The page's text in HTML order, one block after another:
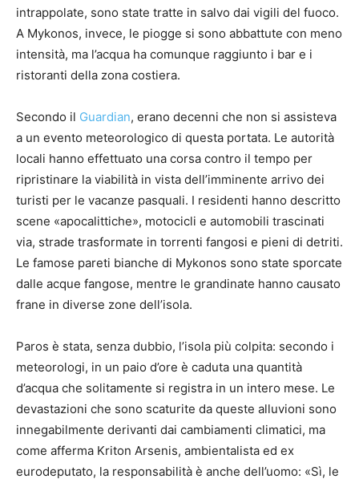
intrappolate, sono state tratte in salvo dai vigili del fuoco.
A Mykonos, invece, le piogge si sono abbattute con meno
intensità, ma l’acqua ha comunque raggiunto i bar e i
ristoranti della zona costiera.
Secondo il Guardian, erano decenni che non si assisteva
a un evento meteorologico di questa portata. Le autorità
locali hanno effettuato una corsa contro il tempo per
ripristinare la viabilità in vista dell’imminente arrivo dei
turisti per le vacanze pasquali. I residenti hanno descritto
scene «apocalittiche», motocicli e automobili trascinati
via, strade trasformate in torrenti fangosi e pieni di detriti.
Le famose pareti bianche di Mykonos sono state sporcate
dalle acque fangose, mentre le grandinate hanno causato
frane in diverse zone dell’isola.
Paros è stata, senza dubbio, l’isola più colpita: secondo i
meteorologi, in un paio d’ore è caduta una quantità
d’acqua che solitamente si registra in un intero mese. Le
devastazioni che sono scaturite da queste alluvioni sono
innegabilmente derivanti dai cambiamenti climatici, ma
come afferma Kriton Arsenis, ambientalista ed ex
eurodeputato, la responsabilità è anche dell’uomo: «Sì, le